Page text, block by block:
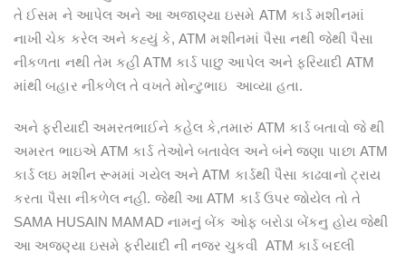
તે ઈસમ ને આપેલ અને આ અજાણ્યા ઇસમે ATM કાર્ડ મશીનમાં
નાખી ચેક કરેલ અને કહ્યું કે, ATM મશીનમાં પૈસા નથી જેથી પૈસા
નીકળતા નથી તેમ કહી ATM કાર્ડ પાછુ આપેલ અને ફરિયાદી ATM
માંથી બહાર નીકળેલ તે વખતે મોન્ટુભાઇ આવ્યા હતા.
અને ફરીયાદી અમરતભાઈને કહેલ કે,તમારું ATM કાર્ડ બતાવો જે થી
અમરત ભાઇએ ATM કાર્ડ તેઓને બતાવેલ અને બંને જણા પાછા ATM
કાર્ડ લઇ મશીન રૂમમાં ગયેલ અને ATM કાર્ડથી પૈસા કાઢવાનો ટ્રાય
કરતા પૈસા નીકળેલ નહી. જેથી આ ATM કાર્ડ ઉપર જોયેલ તો તે
SAMA HUSAIN MAMAD નામનું બેંક ઓફ બરોડા બેંકનુ હોય જેથી
આ અજણ્યા ઇસમે ફરીયાદી ની નજર ચુકવી ATM કાર્ડ બદલી